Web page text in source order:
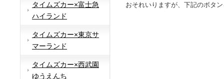
タイムズカー×富士急
ハイランド
タイムズカー×東京サ
マーランド
タイムズカー×西武園
ゆうえんち
おそれいりますが、下記のボタ